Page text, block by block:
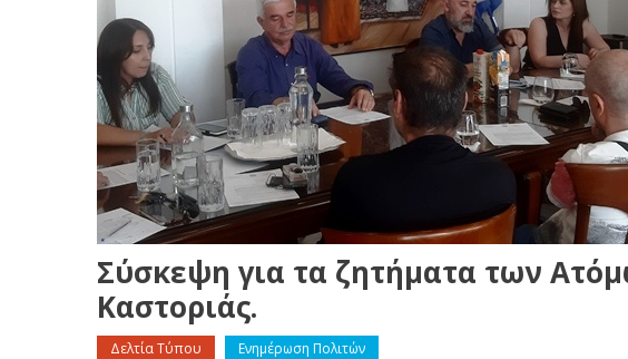
Σύσκεψη για τα ζητήματα των
Καστοριάς.
Δελτία Τύπου Ενημέρωση Πολιτών